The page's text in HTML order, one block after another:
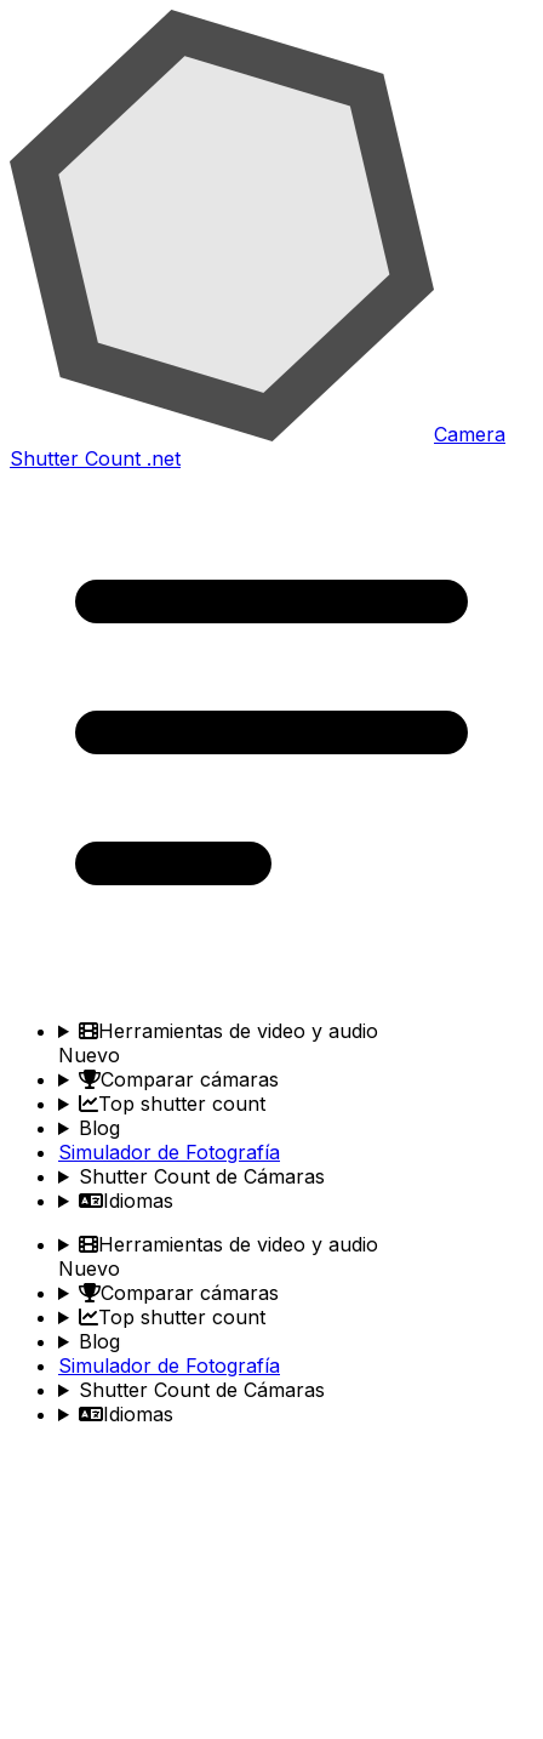
Camera
Shutter Count .net
Herramientas de video y audio
Nuevo
Comparar cámaras
Top shutter count
Blog
Simulador de Fotografía
Shutter Count de Cámaras
Idiomas
Herramientas de video y audio
Nuevo
Comparar cámaras
Top shutter count
Blog
Simulador de Fotografía
Shutter Count de Cámaras
Idiomas